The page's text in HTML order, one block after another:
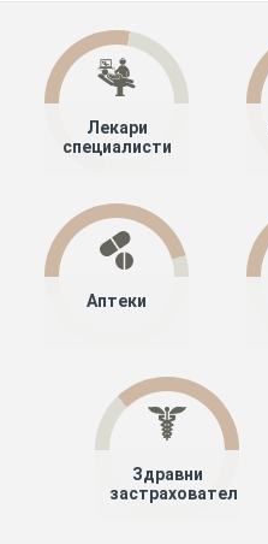
Лекари
специалисти
Аптеки
Здравни
застрахователи